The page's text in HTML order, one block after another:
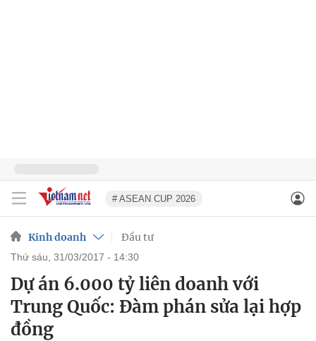
# ASEAN CUP 2026
Kinh doanh Đầu tư
thứ sáu, 31/03/2017 - 14:30
Dự án 6.000 tỷ liên doanh với
Trung Quốc: Đàm phán sửa lại hợp
đồng